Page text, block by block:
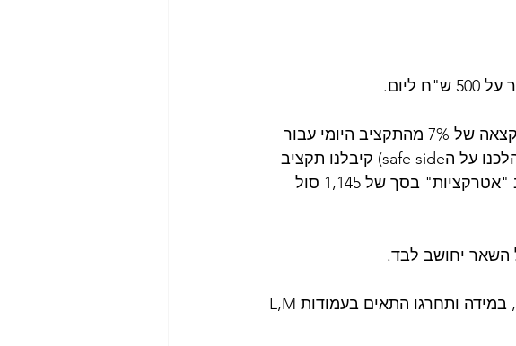
הדוגמא נבנתה עבור חודש בפרו - מטבע מקומי סול. לאחר הקצאה של 7% מהתקציב היומי עבור
עמלות ושערי המרה (יש לציין כי זהו שיעור המרה מאוד גבוה, הלכנו על הsafe side) קיבלנו תקציב
במטבע מקומי שעומד על 591 סול פרואני ליום , כמו כן תקציב "אטרקציות" בסך של 1,145 סול
השאר יחושב לבד.